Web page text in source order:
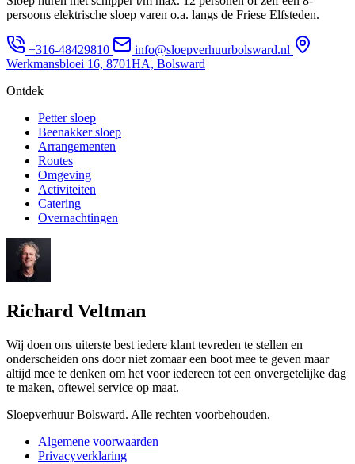
persoons elektrische sloep varen o.a. langs de Friese Elfsteden.
+316-48429810
info@sloepverhuurbolsward.nl
Werkmansbloei 16, 8701HA, Bolsward
Ontdek
Petter sloep
Beenakker sloep
Arrangementen
Routes
Omgeving
Activiteiten
Catering
Overnachtingen
Richard Veltman
Wij doen ons uiterste best iedere klant tevreden te stellen en
onderscheiden ons door niet zomaar een boot mee te geven maar
altijd mee te denken om het voor iedereen tot een onvergetelijke dag
te maken, oftewel service op maat.
Sloepverhuur Bolsward. Alle rechten voorbehouden.
Algemene voorwaarden
Privacyverklaring